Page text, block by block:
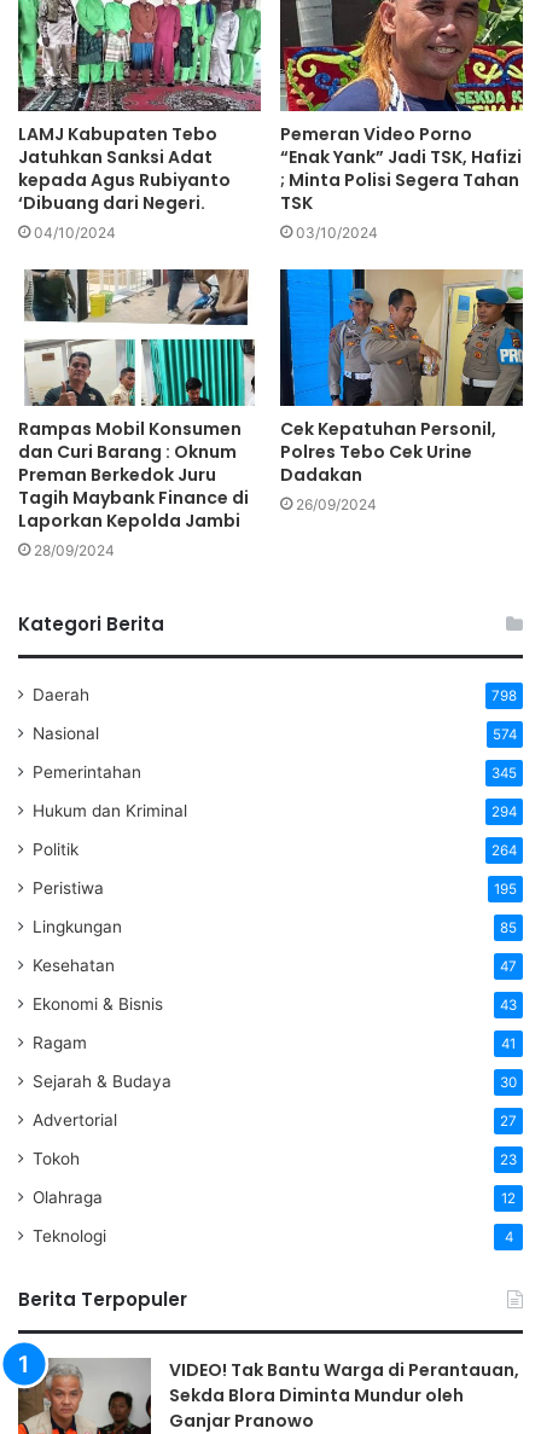
LAMJ Kabupaten Tebo
Jatuhkan Sanksi Adat
kepada Agus Rubiyanto
‘Dibuang dari Negeri.
04/10/2024
Pemeran Video Porno
“Enak Yank” Jadi TSK, Hafizi
; Minta Polisi Segera Tahan
TSK
03/10/2024
Rampas Mobil Konsumen
dan Curi Barang : Oknum
Preman Berkedok Juru
Tagih Maybank Finance di
Laporkan Kepolda Jambi
28/09/2024
Cek Kepatuhan Personil,
Polres Tebo Cek Urine
Dadakan
26/09/2024
Kategori Berita
Daerah 798
Nasional 574
Pemerintahan 345
Hukum dan Kriminal 294
Politik 264
Peristiwa 195
Lingkungan 85
Kesehatan 47
Ekonomi & Bisnis 43
Ragam 41
Sejarah & Budaya 30
Advertorial 27
Tokoh 23
Olahraga 12
Teknologi 4
Berita Terpopuler
VIDEO! Tak Bantu Warga di Perantauan,
Sekda Blora Diminta Mundur oleh
Ganjar Pranowo